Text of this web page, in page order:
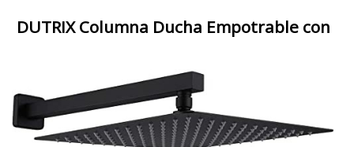
DUTRIX Columna Ducha Empotrable con